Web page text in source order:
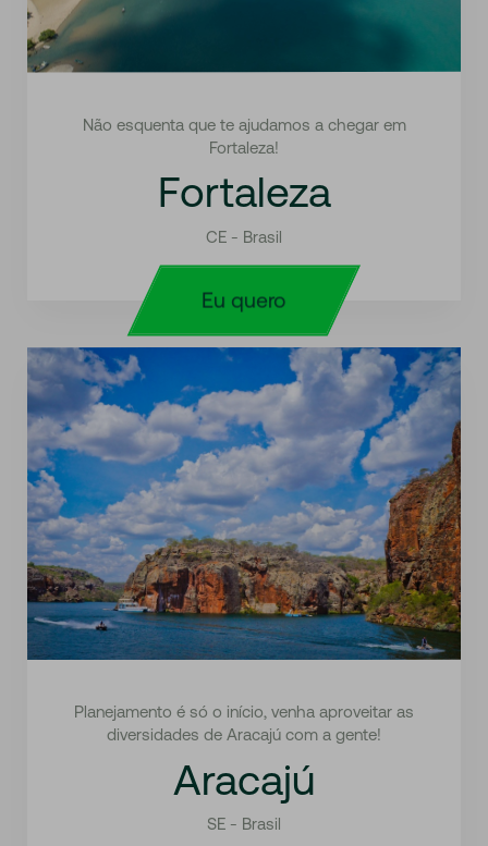
Não esquenta que te ajudamos a chegar em
Fortaleza!
Fortaleza
CE - Brasil
Eu quero
Planejamento é só o início, venha aproveitar as
diversidades de Aracajú com a gente!
Aracajú
SE - Brasil